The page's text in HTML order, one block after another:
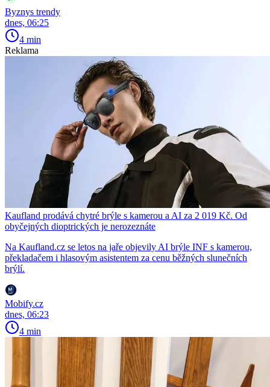
Byznys trendy
dnes, 06:25
4 min
Reklama
Kaufland prodává chytré brýle s kamerou a AI za 2 019 Kč. Od
obyčejných dioptrických je nerozeznáte
Na Kaufland.cz se letos na jaře objevily AI brýle INF s kamerou,
překladačem i hlasovým asistentem za cenu běžných slunečních
brýlí.
Mobify.cz
dnes, 06:23
4 min